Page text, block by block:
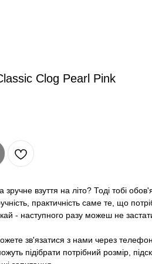
Clog Pearl Pink
взуття на літо? Тоді тобі
практичність саме те, що
- наступного разу можеш не
зв'язатися з нами через
підібрати потрібний розмір,